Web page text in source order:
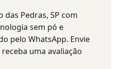
das Pedras, SP com
sem pó e
pelo WhatsApp. Envie
uma avaliação